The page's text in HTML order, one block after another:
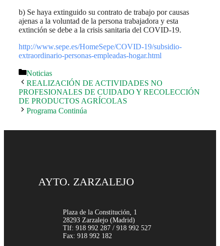
b) Se haya extinguido su contrato de trabajo por causas
ajenas a la voluntad de la persona trabajadora y esta
extinción se debe a la crisis sanitaria del COVID-19.
http://www.sepe.es/HomeSepe/COVID-19/subsidio-
extraordinario-personas-empleadas-hogar.html
Categorías
Noticias
REALIZACIÓN DE ACTIVIDADES NO
PROFESIONALES DE CUIDADO Y RECOLECCIÓN
DE PRODUCTOS AGRÍCOLAS
Programa Continúa
AYTO. ZARZALEJO
Plaza de la Constitución, 1
28293 Zarzalejo (Madrid)
Tlf: 918 992 287 / 918 992 527
Fax: 918 992 182